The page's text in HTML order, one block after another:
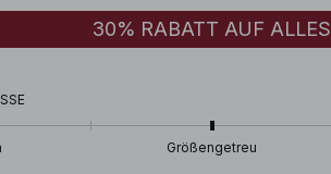
30% RABATT AUF ALLES
Größengetreu